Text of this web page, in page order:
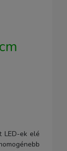
LED-ek elé